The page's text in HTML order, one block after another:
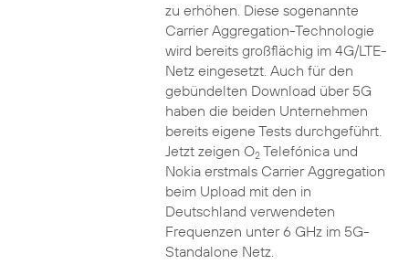
zu erhöhen. Diese sogenannte
Carrier Aggregation-Technologie
wird bereits großflächig im 4G/LTE-
Netz eingesetzt. Auch für den
gebündelten Download über 5G
haben die beiden Unternehmen
bereits eigene Tests durchgeführt.
Jetzt zeigen O2Telefónica und
Nokia erstmals Carrier Aggregation
beim Upload mit den in
Deutschland verwendeten
Frequenzen unter 6 GHz im 5G-
Standalone Netz.